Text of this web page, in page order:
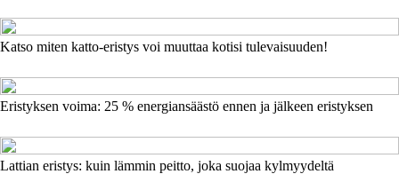
Katso miten katto-eristys voi muuttaa kotisi tulevaisuuden!
Eristyksen voima: 25 % energiansäästö ennen ja jälkeen eristyksen
Lattian eristys: kuin lämmin peitto, joka suojaa kylmyydeltä